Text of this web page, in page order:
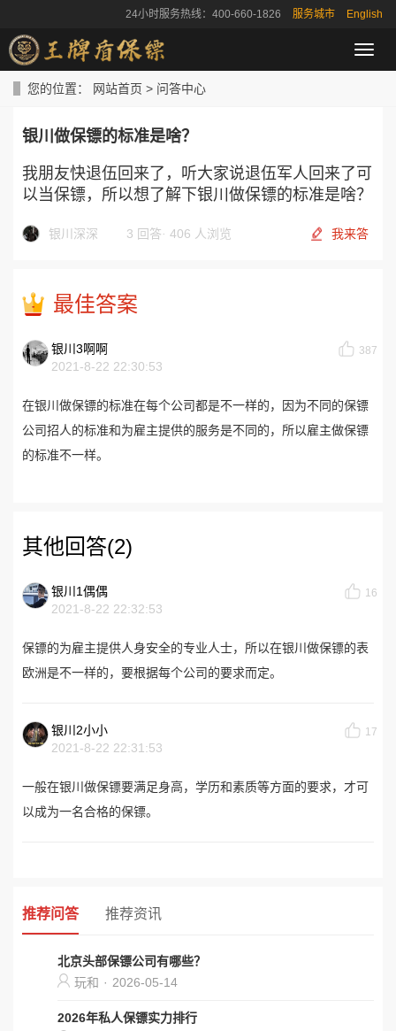
24小时服务热线：400-660-1826 服务城市 English
导
航
您的位置： 网站首页 > 问答中心
银川做保镖的标准是啥？
我朋友快退伍回来了，听大家说退伍军人回来了可
以当保镖，所以想了解下银川做保镖的标准是啥？
银川深深 3 回答· 406 人浏览 我来答
最佳答案
银川3啊啊
2021-8-22 22:30:53
387
在银川做保镖的标准在每个公司都是不一样的，因为不同的保镖
公司招人的标准和为雇主提供的服务是不同的，所以雇主做保镖
的标准不一样。
其他回答(2)
银川1偶偶
2021-8-22 22:32:53
16
保镖的为雇主提供人身安全的专业人士，所以在银川做保镖的表
欧洲是不一样的，要根据每个公司的要求而定。
银川2小小
2021-8-22 22:31:53
17
一般在银川做保镖要满足身高，学历和素质等方面的要求，才可
以成为一名合格的保镖。
推荐问答 推荐资讯
北京头部保镖公司有哪些？
玩和 · 2026-05-14
2026年私人保镖实力排行